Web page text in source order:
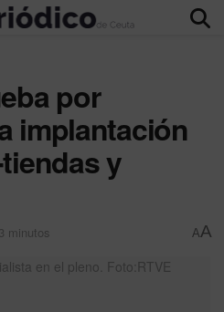
por
implantación
y
minutos AA